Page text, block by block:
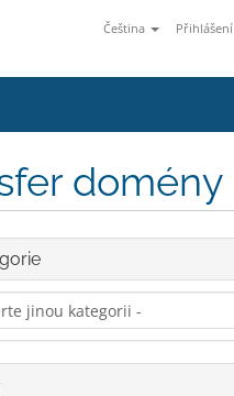
Čeština Přihlášení
domény